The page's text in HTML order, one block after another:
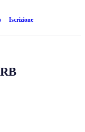
Iscrizione